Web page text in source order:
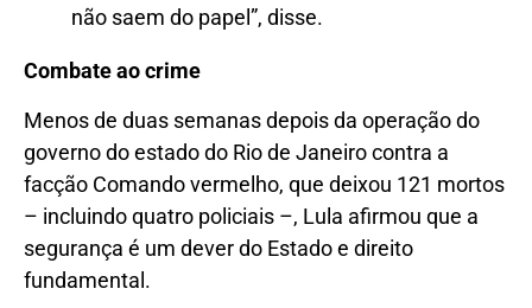
não saem do papel”, disse.
Combate ao crime
Menos de duas semanas depois da operação do
governo do estado do Rio de Janeiro contra a
facção Comando vermelho, que deixou 121 mortos
– incluindo quatro policiais –, Lula afirmou que a
segurança é um dever do Estado e direito
fundamental.